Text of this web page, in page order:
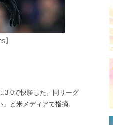
0で快勝した。同リーグ
と米メディアで指摘。